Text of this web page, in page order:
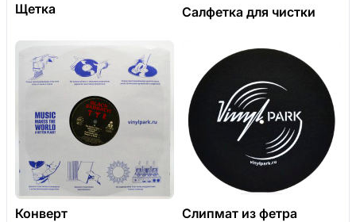
Щетка Салфетка для чистки
Конверт Слипмат из фетра